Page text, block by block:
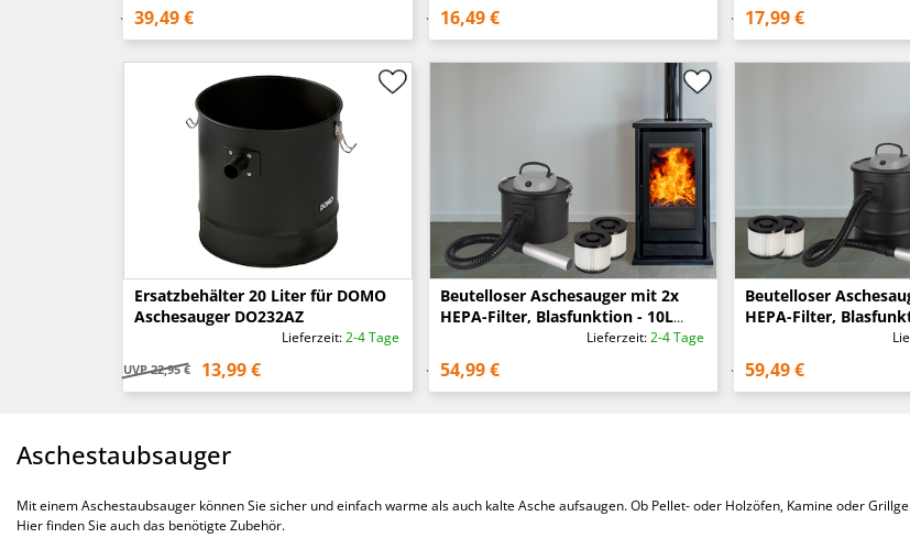
39,49 € 16,49 € 17,99 €
Ersatzbehälter 20 Liter für DOMO
Aschesauger DO232AZ
Lieferzeit:2-4 Tage
UVP 22,95 € 13,99 €
Beutelloser Aschesauger mit 2x
HEPA-Filter, Blasfunktion - 10L
Lieferzeit:2-4 Tage
54,99 €
Beutelloser
HEPA-Filter,
Volumen 1200 Watt
59,49 €
Aschestaubsauger
Mit einem Aschestaubsauger können Sie sicher und einfach warme als auch kalte Asche aufsaugen. Ob Pellet- oder Holzöfen, Kamine oder
Hier finden Sie auch das benötigte Zubehör.